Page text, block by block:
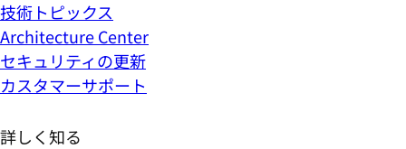
技術トピックス
Architecture Center
セキュリティの更新
カスタマーサポート
詳しく知る